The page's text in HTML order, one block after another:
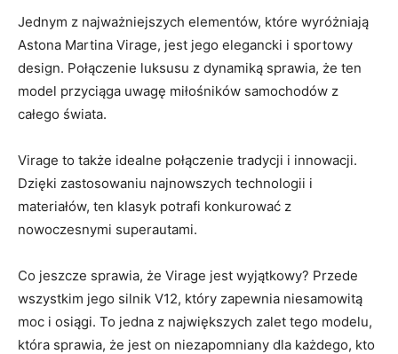
Jednym​ z najważniejszych elementów, które⁢ wyróżniają
Astona ⁢Martina ‍Virage, ⁤jest jego elegancki i sportowy
design. Połączenie luksusu ⁤z dynamiką sprawia, że ten⁤
model przyciąga uwagę ⁣miłośników‌ samochodów z
całego świata.
Virage ‍to także ⁢idealne połączenie tradycji ⁣i ‍innowacji.
Dzięki zastosowaniu⁤ najnowszych technologii i
materiałów,⁢ ten ​klasyk potrafi‌ konkurować z
nowoczesnymi ⁢superautami.
Co‍ jeszcze sprawia, ⁣że Virage jest wyjątkowy? Przede
wszystkim jego silnik ⁣V12, który zapewnia niesamowitą
‍moc‌ i osiągi. To ⁣jedna ‍z⁣ największych zalet tego​ modelu,
która​ sprawia, że jest on niezapomniany dla ⁣każdego, kto